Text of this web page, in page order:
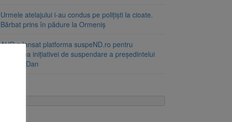
Urmele atelajului i-au condus pe polițiști la cioate.
Bărbat prins în pădure la Ormeniș
AUR a lansat platforma suspeND.ro pentru
urmărirea inițiativei de suspendare a președintelui
Nicușor Dan